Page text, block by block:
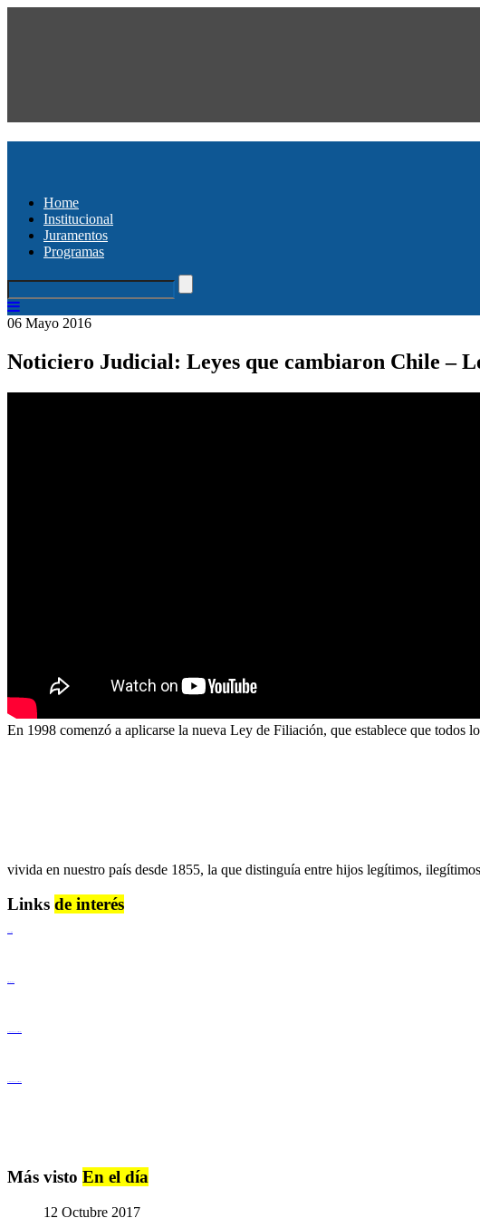
Home
Institucional
Juramentos
Programas
06 Mayo 2016
Noticiero Judicial: Leyes que cambiaron Chile –
En 1998 comenzó a aplicarse la nueva Ley de Filiación, que establece que todos
vivida en nuestro país desde 1855, la que distinguía entre hijos legítimos,
Links de interés
Más visto En el día
12 Octubre 2017